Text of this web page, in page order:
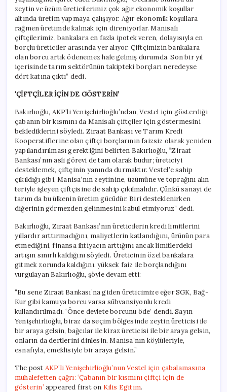
zeytin ve üzüm üreticilerimiz çok ağır ekonomik koşullar
altında üretim yapmaya çalışıyor. Ağır ekonomik koşullara
rağmen üretimde kalmak için direniyorlar. Manisalı
çiftçilerimiz, bankalara en fazla ipotek veren, dolayısıyla en
borçlu üreticiler arasında yer alıyor. Çiftçimizin bankalara
olan borcu artık ödenemez hale gelmiş durumda. Son bir yıl
içerisinde tarım sektörünün takipteki borçları neredeyse
dört katına çıktı” dedi.
‘ÇİFTÇİLER İÇİN DE GÖSTERİN’
Bakırlıoğlu, AKP’li Yenişehirlioğlu’ndan, Vestel için gösterdiği
çabanın bir kısmını da Manisalı çiftçiler için göstermesini
beklediklerini söyledi. Ziraat Bankası ve Tarım Kredi
Kooperatiflerine olan çiftçi borçlarının faizsiz olarak yeniden
yapılandırılması gerektiğini belirten Bakırlıoğlu, “Ziraat
Bankası’nın asli görevi de tam olarak budur; üreticiyi
desteklemek, çiftçinin yanında durmaktır. Vestel’e sahip
çıkıldığı gibi, Manisa’nın zeytinine, üzümüne ve toprağını alın
teriyle işleyen çiftçisine de sahip çıkılmalıdır. Çünkü sanayi de
tarım da bu ülkenin üretim gücüdür. Biri desteklenirken
diğerinin görmezden gelinmesini kabul etmiyoruz” dedi.
Bakırlıoğlu, Ziraat Bankası’nın üreticilerin kredi limitlerini
yıllardır arttırmadığını, maliyetlerin katlandığını, ürünün para
etmediğini, finansa ihtiyacın arttığını ancak limitlerdeki
artışın sınırlı kaldığını söyledi. Üreticinin özel bankalara
gitmek zorunda kaldığını, yüksek faiz ile borçlandığını
vurgulayan Bakırlıoğlu, şöyle devam etti:
“Bu sene Ziraat Bankası’na giden üreticimize eğer SGK, Bağ-
Kur gibi kamuya borcu varsa sübvansiyonlu kredi
kullandırılmadı. ‘Önce devlete borcunu öde’ dendi. Sayın
Yenişehirlioğlu, biraz da seçim bölgesinde zeytin üreticisi ile
bir araya gelsin, bağcılar ile kiraz üreticisi ile bir araya gelsin,
onların da dertlerini dinlesin. Manisa’nın köylüleriyle,
esnafıyla, emeklisiyle bir araya gelsin.”
The post AKP’li Yenişehirlioğlu’nun Vestel için çabalamasına
muhalefetten çağrı: ‘Çabanın bir kısmını çiftçi için de
gösterin’ appeared first on Kilis Egitim.